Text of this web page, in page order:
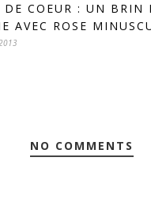
DE COEUR : UN BRIN
AVEC ROSE
NO COMMENTS